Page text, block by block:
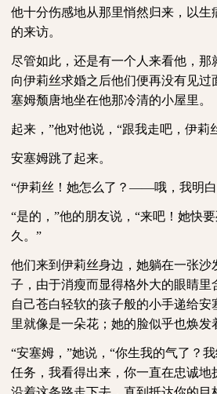
他十分伤感地从那里悄然归来，以生
的来访。
尽管如此，还是有一个人来看他，那
向伊莉丝求婚之后他们便再没有见过
塞姆颓唐地坐在他那冷清的小屋里。
起来， ”他对他说，“跟我走吧，伊莉
安塞姆跳了起来。
“伊莉丝！她怎么了？——哦，我明
“是的，”他的朋友说，“来吧！她快
久。”
他们来到伊莉丝身边，她躺在一张沙
子，由于消瘦而显得格外大的眼睛里
自己苍白轻软的孩子般的小手递给
里就像是一朵花；她的脸似乎也焕发
“安塞姆，”她说，“你生我的气了？
任务，我看得出来，你一直在忠诚地